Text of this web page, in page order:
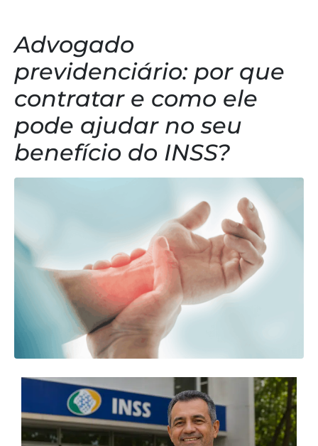
Advogado
previdenciário: por que
contratar e como ele
pode ajudar no seu
benefício do INSS?